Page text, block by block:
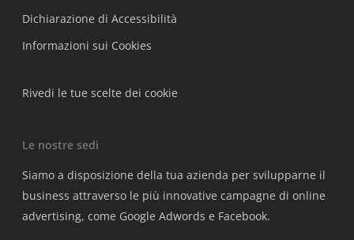
Dichiarazione di Accessibilità
Informazioni sui Cookies
Rivedi le tue scelte dei cookie
Le nostre sedi
Siamo a disposizione della tua azienda per svilupparne il
business attraverso le più innovative campagne di online
advertising, come Google Adwords e Facebook.